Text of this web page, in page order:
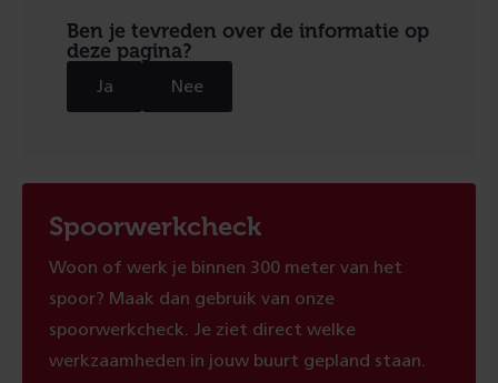
Ben je tevreden over de informatie op
deze pagina?
Ja Nee
Spoorwerkcheck
Woon of werk je binnen 300 meter van het
spoor? Maak dan gebruik van onze
spoorwerkcheck. Je ziet direct welke
werkzaamheden in jouw buurt gepland staan.